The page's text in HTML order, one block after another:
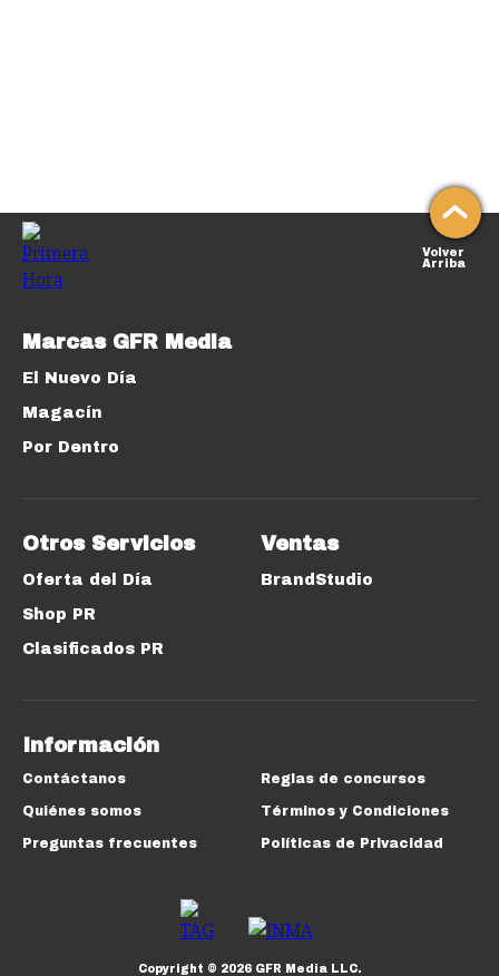
Volver
Arriba
Marcas GFR Media
El Nuevo Día
Magacín
Por Dentro
Otros Servicios
Oferta del Día
Shop PR
Clasificados PR
Ventas
BrandStudio
Información
Contáctanos
Quiénes somos
Preguntas frecuentes
Reglas de concursos
Términos y Condiciones
Políticas de Privacidad
Copyright © 2026GFR Media LLC.